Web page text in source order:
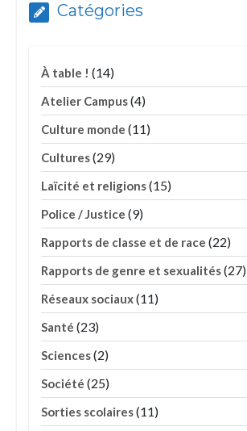
Catégories
À table ! (14)
Atelier Campus(4)
Culture monde (11)
Cultures(29)
Laïcité et religions(15)
Police / Justice (9)
Rapports de classe et de race (22)
Rapports de genre et sexualités(27)
Réseaux sociaux(11)
Santé (23)
Sciences(2)
Société (25)
Sorties scolaires(11)